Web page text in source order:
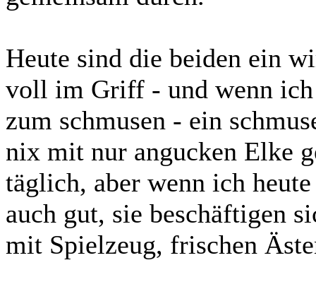
Heute sind die beiden ein
voll im Griff - und wenn
zum schmusen - ein
nix mit nur angucken Elke
täglich, aber wenn ich
auch gut, sie beschäftigen
mit Spielzeug, frischen